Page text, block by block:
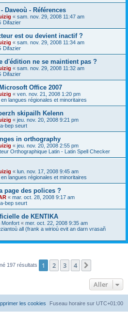
Daveoù - Références
« sam. nov. 29, 2008 11:47 am
Difazier
est ou devient inactif ?
« sam. nov. 29, 2008 11:34 am
Difazier
d'édition ne se maintient pas ?
« sam. nov. 29, 2008 11:32 am
Difazier
Office 2007
« ven. nov. 21, 2008 1:20 pm
langues régionales et minoritaires
skipailh Kelenn
« jeu. nov. 20, 2008 9:21 pm
bep seurt
in orthography
« jeu. nov. 20, 2008 2:55 pm
Orthographique Latin - Latin Spell Checker
« lun. nov. 17, 2008 9:45 am
langues régionales et minoritaires
page des polices ?
« mar. oct. 28, 2008 9:17 am
bep seurt
de KENTIKA
Monfort « mer. oct. 22, 2008 9:35 am
all (frank a wirioù evit an darn vrasañ
197 résultats 1 2 3 4
Aller
Fuseau horaire sur UTC+01:00
les cookies